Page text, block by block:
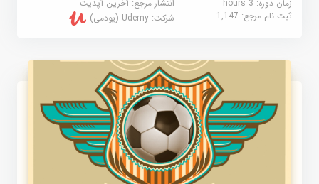
زمان دوره: 3 hours
انتشار مرجع:آخرین آپدیت
ثبت نام مرجع:1,147 شرکت:Udemy (یودمی)